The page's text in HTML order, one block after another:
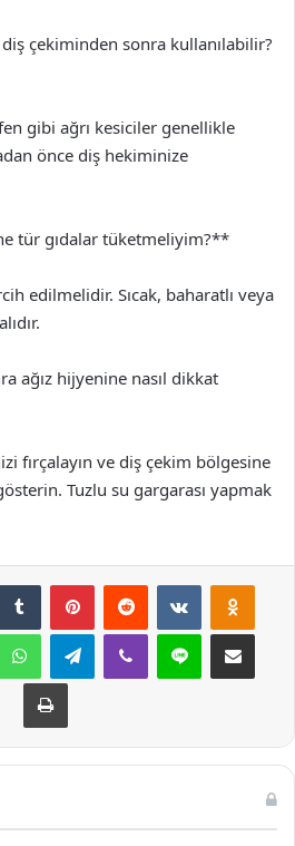
çekiminden sonra kullanılabilir?
gibi ağrı kesiciler genellikle
önce diş hekiminize
tür gıdalar tüketmeliyim?**
edilmelidir. Sıcak, baharatlı veya
ağız hijyenine nasıl dikkat
fırçalayın ve diş çekim bölgesine
Tuzlu su gargarası yapmak
Tumblr PinterestReddit VKontakte
WhatsAppTelegramViber Line E-Posta ile
Yazdır